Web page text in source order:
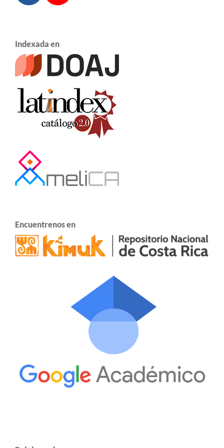
Indexada en
Encuentrenos en